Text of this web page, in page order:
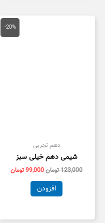
-20%
دهم تجربی
شیمی دهم خیلی سبز
123,000تومان
123,000 تومان
99,000تومان
قیمت
فعلی
افزودن